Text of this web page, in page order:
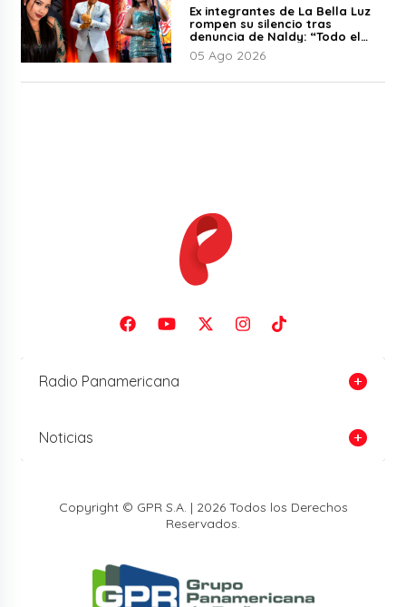
Ex integrantes de La Bella Luz
rompen su silencio tras
denuncia de Naldy: “Todo el
mundo lo sabía”
05 Ago 2026
Radio Panamericana
Noticias
Copyright © GPR S.A. | 2026 Todos los Derechos
Reservados.